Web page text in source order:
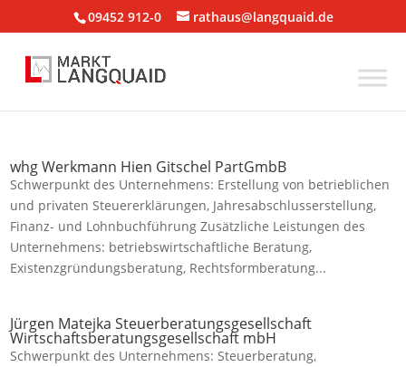
09452 912-0 rathaus@langquaid.de
whg Werkmann Hien Gitschel PartGmbB
Schwerpunkt des Unternehmens: Erstellung von betrieblichen
und privaten Steuererklärungen, Jahresabschlusserstellung,
Finanz- und Lohnbuchführung Zusätzliche Leistungen des
Unternehmens: betriebswirtschaftliche Beratung,
Existenzgründungsberatung, Rechtsformberatung...
Jürgen Matejka Steuerberatungsgesellschaft
Wirtschaftsberatungsgesellschaft mbH
Schwerpunkt des Unternehmens: Steuerberatung,